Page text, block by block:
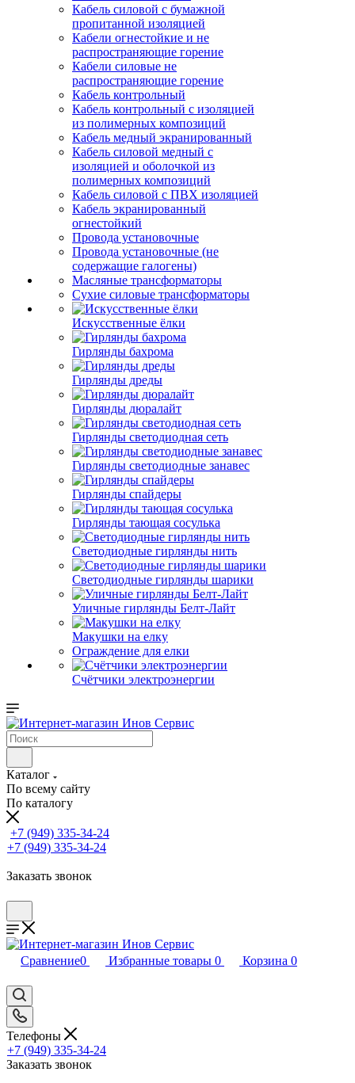
Кабель силовой с бумажной
пропитанной изоляцией
Кабели огнестойкие и не
распространяющие горение
Кабели силовые не
распространяющие горение
Кабель контрольный
Кабель контрольный с изоляцией
из полимерных композиций
Кабель медный экранированный
Кабель силовой медный с
изоляцией и оболочкой из
полимерных композиций
Кабель силовой с ПВХ изоляцией
Кабель экранированный
огнестойкий
Провода установочные
Провода установочные (не
содержащие галогены)
Масляные трансформаторы
Сухие силовые трансформаторы
Искусственные ёлки
Гирлянды бахрома
Гирлянды дреды
Гирлянды дюралайт
Гирлянды светодиодная сеть
Гирлянды светодиодные занавес
Гирлянды спайдеры
Гирлянды тающая сосулька
Светодиодные гирлянды нить
Светодиодные гирлянды шарики
Уличные гирлянды Белт-Лайт
Макушки на елку
Ограждение для елки
Счётчики электроэнергии
Каталог
По всему сайту
По каталогу
+7 (949) 335-34-24
+7 (949) 335-34-24
Заказать звонок
Сравнение0 Избранные товары 0 Корзина 0
Телефоны
+7 (949) 335-34-24
Заказать звонок